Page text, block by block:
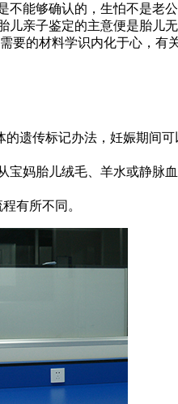
能够确认的，生怕不是老
亲子鉴定的主意便是胎儿
的材料学识内化于心，有
遗传标记办法，妊娠期间
妈胎儿绒毛、羊水或静脉
有所不同。